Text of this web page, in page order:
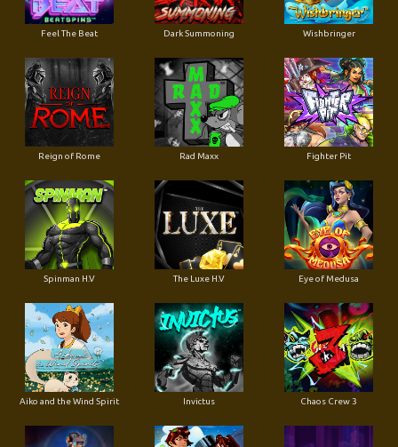
Feel The Beat Dark Summoning Wishbringer
Reign of Rome Rad Maxx Fighter Pit
Spinman H.V The Luxe H.V Eye of Medusa
Aiko and the Wind Spirit Invictus Chaos Crew 3